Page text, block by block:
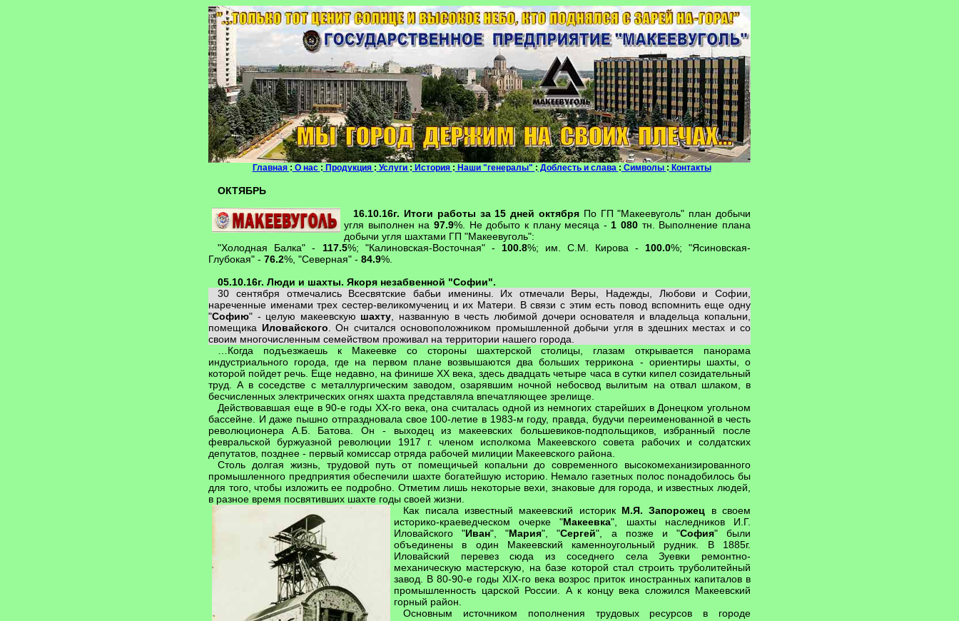
Главная : О нас : Продукция : Услуги : История : Наши "генералы" : Доблесть и слава : Символы : Контакты
ОКТЯБРЬ
16.10.16г. Итоги работы за 15 дней октября По ГП "Макеевуголь" план добычи
угля выполнен на 97.9%. Не добыто к плану месяца - 1 080 тн. Выполнение плана
добычи угля шахтами ГП "Макеевуголь":
"Холодная Балка" - 117.5%; "Калиновская-Восточная" - 100.8%; им. С.М. Кирова - 100.0%; "Ясиновская-
Глубокая" - 76.2%, "Северная" - 84.9%.
05.10.16г. Люди и шахты. Якоря незабвенной "Софии".
30 сентября отмечались Всесвятские бабьи именины. Их отмечали Веры, Надежды, Любови и Софии,
нареченные именами трех сестер-великомучениц и их Матери. В связи с этим есть повод вспомнить еще одну
"Софию" - целую макеевскую шахту , названную в честь любимой дочери основателя и владельца копальни,
помещика Иловайского . Он считался основоположником промышленной добычи угля в здешних местах и со
своим многочисленным семейством проживал на территории нашего города.
…Когда подъезжаешь к Макеевке со стороны шахтерской столицы, глазам открывается панорама
индустриального города, где на первом плане возвышаются два больших террикона - ориентиры шахты, о
которой пойдет речь. Еще недавно, на финише ХХ века, здесь двадцать четыре часа в сутки кипел созидательный
труд. А в соседстве с металлургическим заводом, озарявшим ночной небосвод вылитым на отвал шлаком, в
бесчисленных электрических огнях шахта представляла впечатляющее зрелище.
Действовавшая еще в 90-е годы ХХ-го века, она считалась одной из немногих старейших в Донецком угольном
бассейне. И даже пышно отпраздновала свое 100-летие в 1983-м году, правда, будучи переименованной в честь
революционера А.Б. Батова. Он - выходец из макеевских большевиков-подпольщиков, избранный после
февральской буржуазной революции 1917 г. членом исполкома Макеевского совета рабочих и солдатских
депутатов, позднее - первый комиссар отряда рабочей милиции Макеевского района.
Столь долгая жизнь, трудовой путь от помещичьей копальни до современного высокомеханизированного
промышленного предприятия обеспечили шахте богатейшую историю. Немало газетных полос понадобилось бы
для того, чтобы изложить ее подробно. Отметим лишь некоторые вехи, знаковые для города, и известных людей,
в разное время посвятивших шахте годы своей жизни.
Как писала известный макеевский историк М.Я. Запорожец в своем
историко-краеведческом очерке "Макеевка", шахты наследников И.Г.
Иловайского "Иван", "Мария", "Сергей", а позже и "София" были
объединены в один Макеевский каменноугольный рудник. В 1885г.
Иловайский перевез сюда из соседнего села Зуевки ремонтно-
механическую мастерскую, на базе которой стал строить труболитейный
завод. В 80-90-е годы ХIХ-го века возрос приток иностранных капиталов в
промышленность царской России. А к концу века сложился Макеевский
горный район.
Основным источником пополнения трудовых ресурсов в городе